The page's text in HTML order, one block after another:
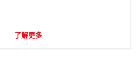
了解更多